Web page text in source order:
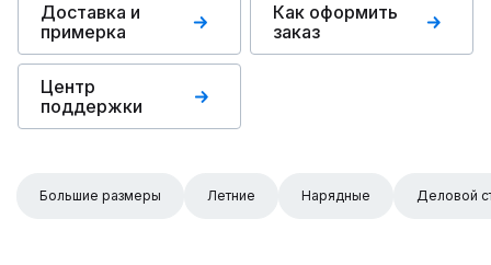
Доставка и
примерка
Как оформить
заказ
Центр
поддержки
Большие размеры Летние Нарядные Деловой